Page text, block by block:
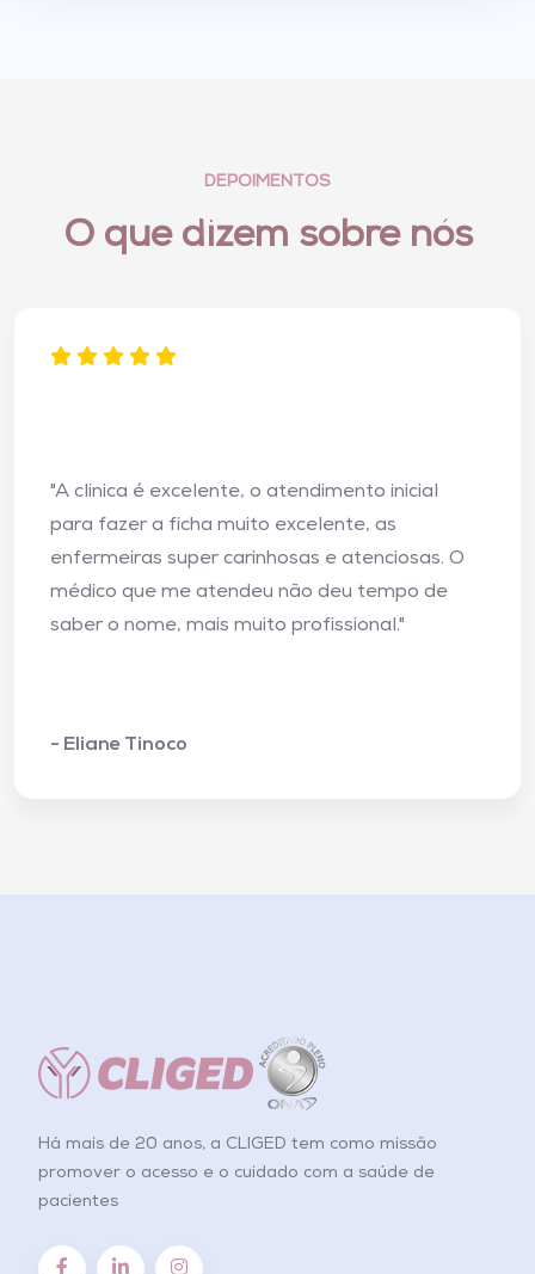
DEPOIMENTOS
O que dizem sobre nós
"A clinica é excelente, o atendimento inicial
para fazer a ficha muito excelente, as
enfermeiras super carinhosas e atenciosas. O
médico que me atendeu não deu tempo de
saber o nome, mais muito profissional."
- Eliane Tinoco
Há mais de 20 anos, a CLIGED tem como missão
promover o acesso e o cuidado com a saúde de
pacientes